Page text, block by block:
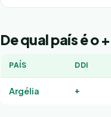
De qual país é o
PAÍS DDI
Argélia +